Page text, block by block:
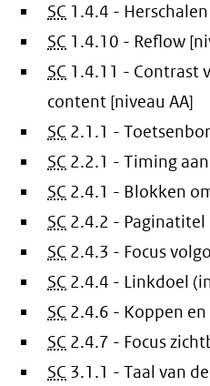
SC 1.4.4 -
SC 1.4.10 - Reflow
SC 1.4.11 - Contrast
content [niveau AA]
SC 2.1.1 -
SC 2.2.1 - Timing
SC 2.4.1 - Blokken
SC 2.4.2 - Paginatitel
SC 2.4.3 - Focus
SC 2.4.4 - Linkdoel
SC 2.4.6 - Koppen en
SC 2.4.7 - Focus
SC 3.1.1 - Taal van